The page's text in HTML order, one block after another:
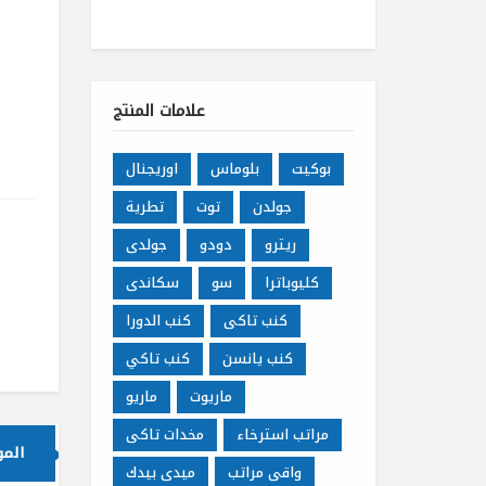
علامات المنتج
اوريجنال بلوماس
بوكيت
تطرية
توت
جولدن
جولدى
دودو
ريترو
سكاندى
سو
كليوباترا
كنب الدورا
كنب تاكى
كنب تاكي
كنب يانسن
ماريو
ماريوت
مخدات تاكى
مراتب استرخاء
ميدى بيدك
واقى مراتب